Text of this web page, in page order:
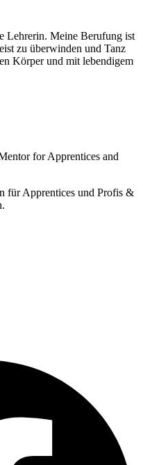
Lehrerin. Meine Berufung ist
zu überwinden und Tanz
Körper und mit lebendigem
for Apprentices and
für Apprentices und Profis &